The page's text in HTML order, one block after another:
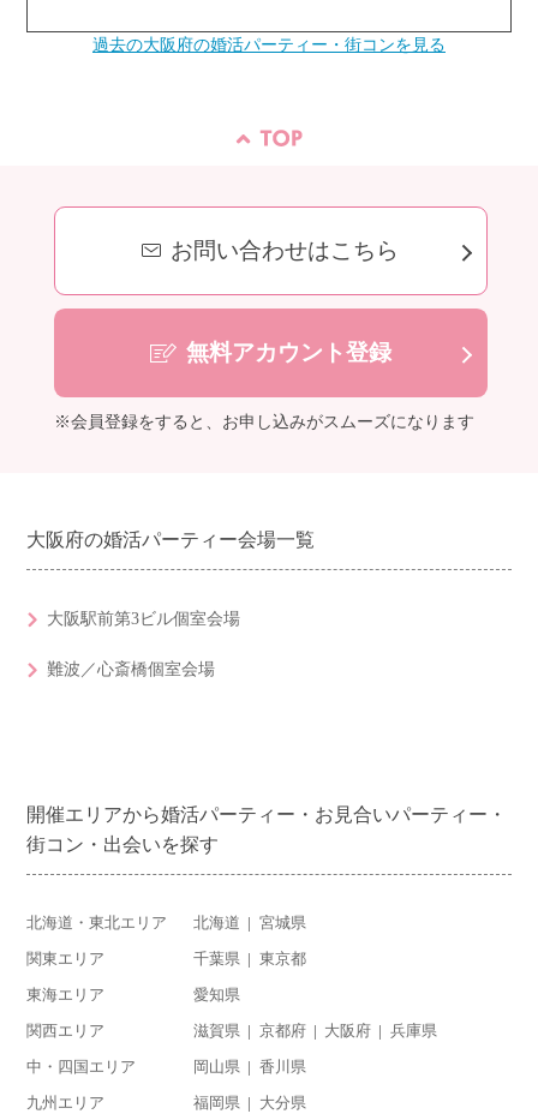
過去の大阪府の婚活パーティー・街コンを見る
お問い合わせはこちら
無料アカウント登録
※会員登録をすると、お申し込みがスムーズになります
大阪府の婚活パーティー会場一覧
大阪駅前第3ビル個室会場
難波／心斎橋個室会場
開催エリアから婚活パーティー・お見合いパーティー・
街コン・出会いを探す
北海道・東北エリア 北海道 宮城県
関東エリア 千葉県 東京都
東海エリア 愛知県
関西エリア 滋賀県 京都府 大阪府 兵庫県
中・四国エリア 岡山県 香川県
九州エリア 福岡県 大分県